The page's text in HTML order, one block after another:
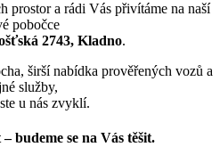
prostor a rádi Vás přivítáme na naší
pobočce
2743, Kladno.
širší nabídka prověřených vozů a
služby,
u nás zvyklí.
budeme se na Vás těšit.